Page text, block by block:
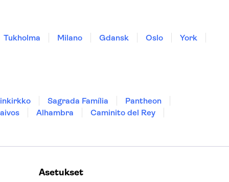
Tukholma Milano Gdansk Oslo York
Sagrada Família
Pantheon
Alhambra Caminito del Rey
Asetukset